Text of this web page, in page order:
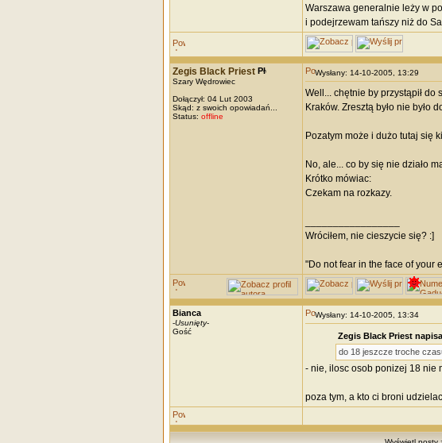
Warszawa generalnie leży w
i podejrzewam tańszy niż do
Zegis Black Priest
Szary Wędrowiec
Dołączył: 04 Lut 2003
Skąd: z swoich opowiadań...
Status: offline
Wysłany: 14-10-2005, 13:29
Well... chętnie by przystąpił do
Kraków. Zresztą było nie było
Pozatym może i dużo tutaj się
No, ale... co by się nie działo
Krótko mówiac:
Czekam na rozkazy.
Wróciłem, nie cieszycie się? :]
"Do not fear in the face of your
Bianca
-Usunięty-
Gość
Wysłany: 14-10-2005, 13:34
Zegis Black Priest
do 18 jeszcze troche
- nie, ilosc osob ponizej 18 nie
poza tym, a kto ci broni